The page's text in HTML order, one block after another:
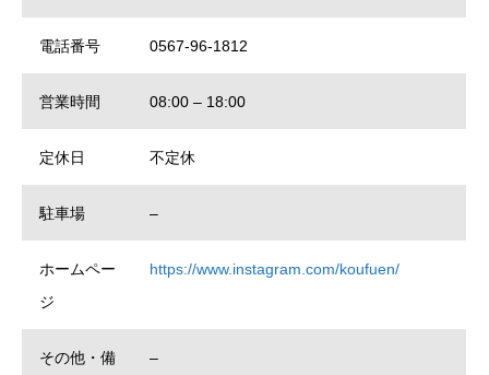
電話番号 0567-96-1812
営業時間 08:00 – 18:00
定休日 不定休
駐車場 –
ホームペー
ジ
https://www.instagram.com/koufuen/
その他・備 –